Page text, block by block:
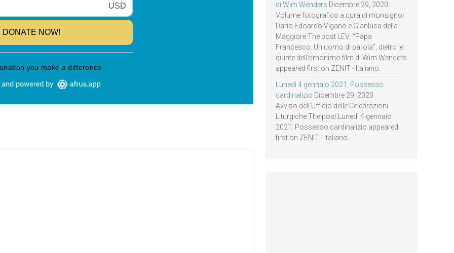
di Wim Wenders Dicembre 29, 2020
Volume fotografico a cura di monsignor
Dario Edoardo Viganò e Gianluca della
Maggiore The post LEV: “Papa
Francesco. Un uomo di parola”, dietro le
quinte dell’omonimo film di Wim Wenders
appeared first on ZENIT - Italiano.
Lunedì 4 gennaio 2021: Possesso
cardinalizio Dicembre 29, 2020
Avviso dell’Ufficio delle Celebrazioni
Liturgiche The post Lunedì 4 gennaio
2021: Possesso cardinalizio appeared
first on ZENIT - Italiano.